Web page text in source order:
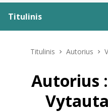
Titulinis
Leidiniai
ELVIS atvyksta
Titulinis Autorius
Autorius